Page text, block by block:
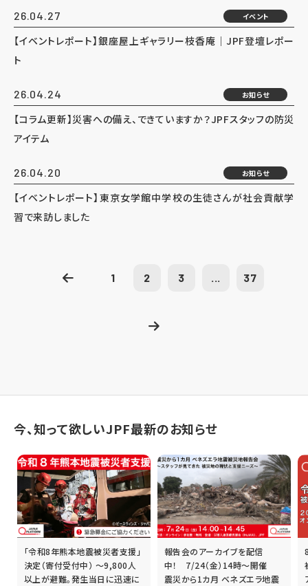
26.04.27 イベント
【イベントレポート】銀座屋上ギャラリー枝香庵｜JPF登壇レポー
ト
26.04.24 お知らせ
【コラム更新】災害への備え、できていますか？JPFスタッフの防災
アイテム
26.04.20 お知らせ
【イベントレポート】東京女学館中学校の生徒さんが社会貢献学
習で来訪しました
1 2 3 ... 37
今、知って欲しいJPF最新のお知らせ
「令和8年熊本地震被災者支援」
決定（寄付受付中） ～9,800人
以上が避難。発生当日に迅速に
報告会のアーカイブを配信
中！ 7/24（金）14時～開催
震災から1カ月 ベネズエラ地震